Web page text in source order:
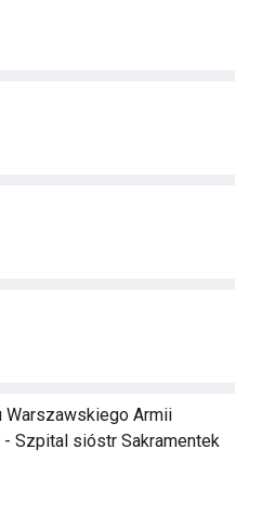
Warszawskiego Armii
- Szpital sióstr Sakramentek